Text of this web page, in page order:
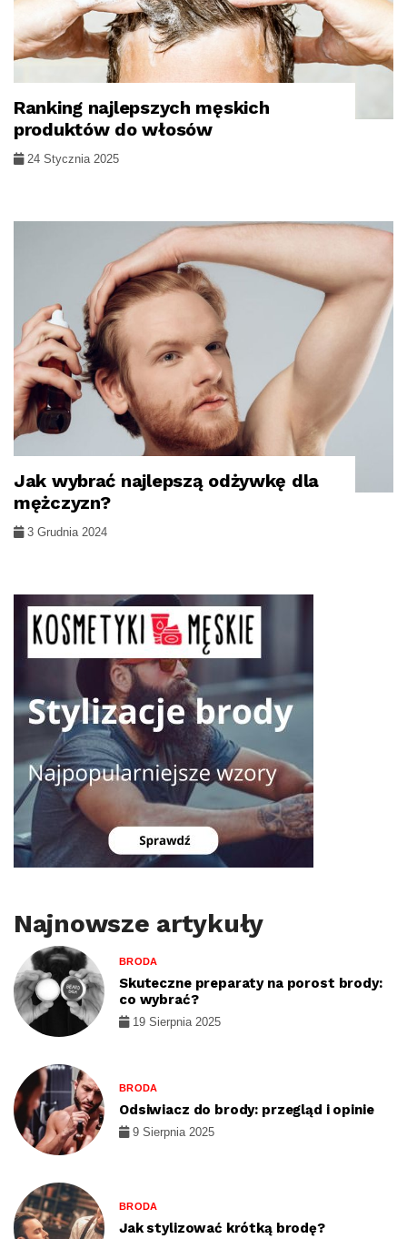
WŁOSY
Ranking najlepszych męskich
produktów do włosów
24 Stycznia 2025
WŁOSY
Jak wybrać najlepszą odżywkę dla
mężczyzn?
3 Grudnia 2024
Najnowsze artykuły
BRODA
Skuteczne preparaty na porost brody:
co wybrać?
19 Sierpnia 2025
BRODA
Odsiwiacz do brody: przegląd i opinie
9 Sierpnia 2025
BRODA
Jak stylizować krótką brodę?